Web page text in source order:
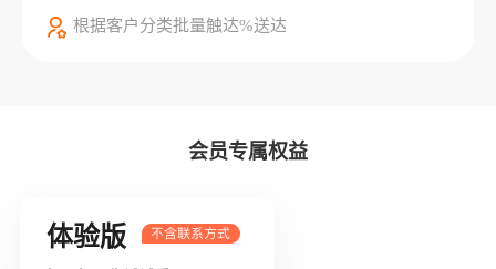
根据客户分类批量触达%送达
会员专属权益
体验版